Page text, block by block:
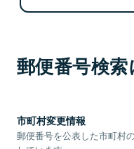
郵便番号検
市町村変更情報
郵便番号を公表した市町村